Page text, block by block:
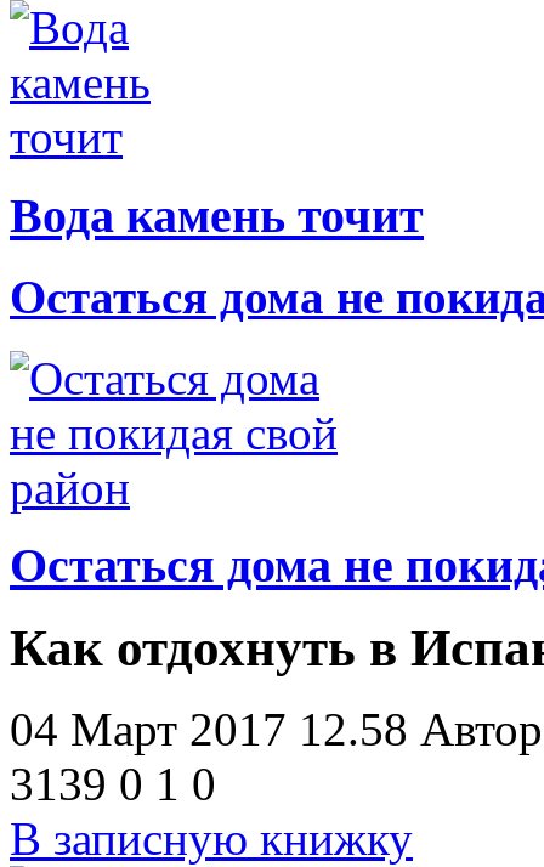
Вода камень точит
Остаться дома не
Остаться дома не
Как отдохнуть в
04 Март 2017 12.58
3139 0 1 0
В записную книжку